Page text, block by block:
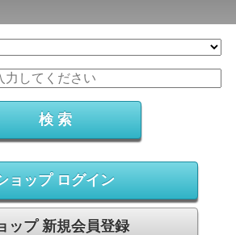
ョップ ログイン
ップ 新規会員登録